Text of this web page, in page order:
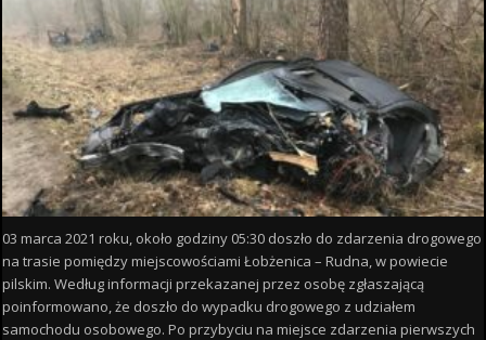
03 marca 2021 roku, około godziny 05:30 doszło do zdarzenia drogowego
na trasie pomiędzy miejscowościami Łobżenica – Rudna, w powiecie
pilskim. Według informacji przekazanej przez osobę zgłaszającą
poinformowano, że doszło do wypadku drogowego z udziałem
samochodu osobowego. Po przybyciu na miejsce zdarzenia pierwszych